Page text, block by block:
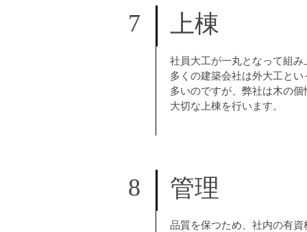
上棟
社員大工が一丸となって組
多くの建築会社は外大工と
多いのですが、弊社は木の
大切な上棟を行います。
7
管理
品質を保つため、社内の有
8